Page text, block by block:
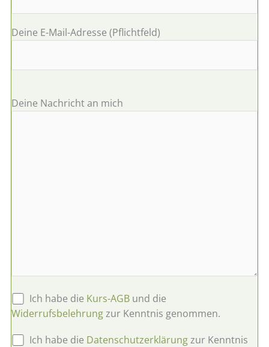
Deine E-Mail-Adresse (Pflichtfeld)
Deine Nachricht an mich
Bitte lasse dieses Feld leer.
Ich habe die Kurs-AGB und die
Widerrufsbelehrungzur Kenntnis genommen.
Ich habe die Datenschutzerklärungzur Kenntnis